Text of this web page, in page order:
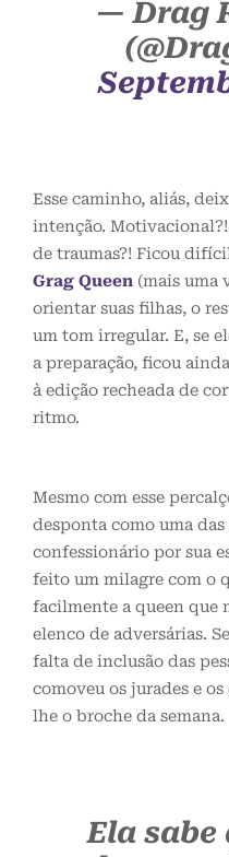
— Drag
Esse caminho, aliás,
intenção.
de traumas?! Ficou
Grag Queen (mais uma
orientar suas filhas, o
um tom irregular. E, se
a preparação, ficou
à edição recheada de
ritmo.
Mesmo com esse
desponta como uma
confessionário por sua
feito um milagre com o
facilmente a queen que
elenco de adversárias.
falta de inclusão das
comoveu os jurades e
lhe o broche da semana.
Ela sabe